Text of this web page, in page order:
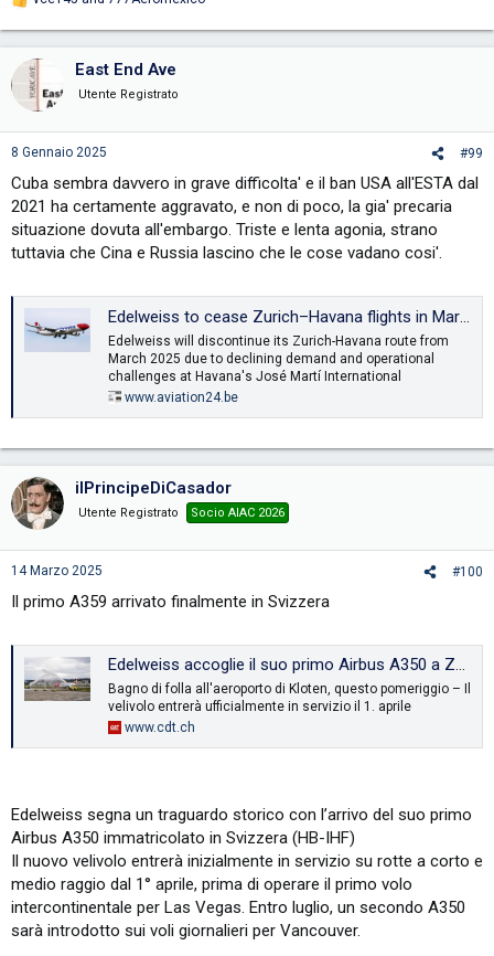
R
t
i
n
s
East End Ave
Utente Registrato
8 Gennaio 2025 #99
Cuba sembra davvero in grave difficolta' e il ban USA all'ESTA dal
2021 ha certamente aggravato, e non di poco, la gia' precaria
situazione dovuta all'embargo. Triste e lenta agonia, strano
tuttavia che Cina e Russia lascino che le cose vadano cosi'.
Edelweiss to cease Zurich–Havana flights in March 2025
Edelweiss will discontinue its Zurich-Havana route from
March 2025 due to declining demand and operational
challenges at Havana's José Martí International
www.aviation24.be
ilPrincipeDiCasador
Utente Registrato Socio AIAC 2026
14 Marzo 2025 #100
Il primo A359 arrivato finalmente in Svizzera
Edelweiss accoglie il suo primo Airbus A350 a Zurigo
Bagno di folla all'aeroporto di Kloten, questo pomeriggio – Il
velivolo entrerà ufficialmente in servizio il 1. aprile
www.cdt.ch
Edelweiss segna un traguardo storico con l’arrivo del suo primo
Airbus A350 immatricolato in Svizzera (HB-IHF)
Il nuovo velivolo entrerà inizialmente in servizio su rotte a corto e
medio raggio dal 1° aprile, prima di operare il primo volo
intercontinentale per Las Vegas. Entro luglio, un secondo A350
sarà introdotto sui voli giornalieri per Vancouver.